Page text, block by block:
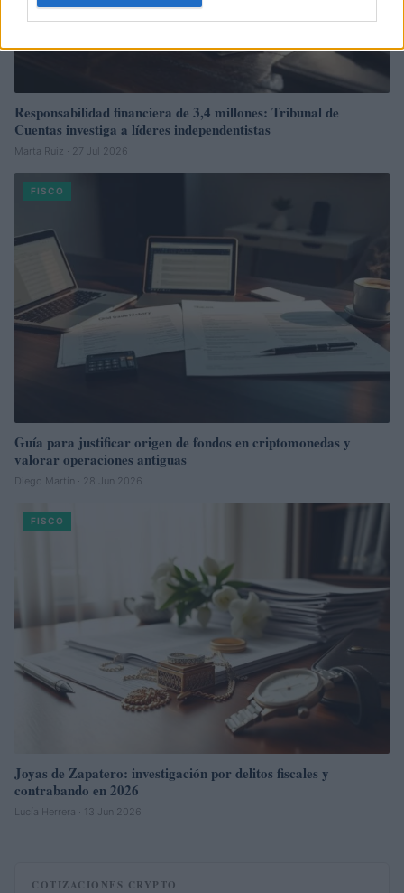
Responsabilidad financiera de 3,4 millones: Tribunal de
Cuentas investiga a líderes independentistas
Marta Ruiz · 27 Jul 2026
FISCO
Guía para justificar origen de fondos en criptomonedas y
valorar operaciones antiguas
Diego Martín · 28 Jun 2026
FISCO
Joyas de Zapatero: investigación por delitos fiscales y
contrabando en 2026
Lucía Herrera · 13 Jun 2026
COTIZACIONES CRYPTO